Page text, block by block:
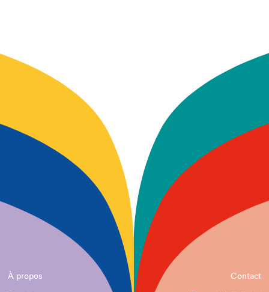
À propos
Contact